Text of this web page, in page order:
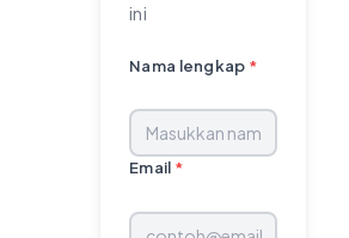
ini
Nama lengkap *
Email *